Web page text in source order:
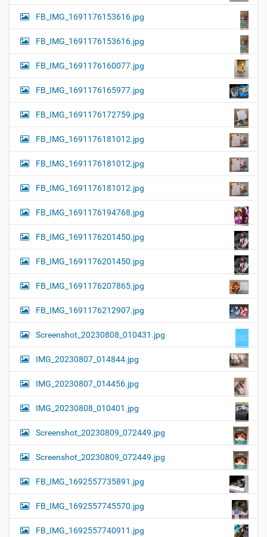
FB_IMG_1691176153616.jpg
FB_IMG_1691176153616.jpg
FB_IMG_1691176160077.jpg
FB_IMG_1691176165977.jpg
FB_IMG_1691176172759.jpg
FB_IMG_1691176181012.jpg
FB_IMG_1691176181012.jpg
FB_IMG_1691176181012.jpg
FB_IMG_1691176194768.jpg
FB_IMG_1691176201450.jpg
FB_IMG_1691176201450.jpg
FB_IMG_1691176207865.jpg
FB_IMG_1691176212907.jpg
Screenshot_20230808_010431.jpg
IMG_20230807_014844.jpg
IMG_20230807_014456.jpg
IMG_20230808_010401.jpg
Screenshot_20230809_072449.jpg
Screenshot_20230809_072449.jpg
FB_IMG_1692557735891.jpg
FB_IMG_1692557745570.jpg
FB_IMG_1692557740911.jpg